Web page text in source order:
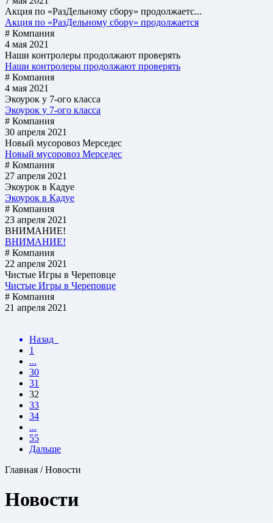
Акция по «РазДельному сбору» продолжаетс...
Акция по «РазДельному сбору» продолжается
# Компания
4 мая 2021
Наши контролеры продолжают проверять
Наши контролеры продолжают проверять
# Компания
4 мая 2021
Экоурок у 7-ого класса
Экоурок у 7-ого класса
# Компания
30 апреля 2021
Новый мусоровоз Мерседес
Новый мусоровоз Мерседес
# Компания
27 апреля 2021
Экоурок в Кадуе
Экоурок в Кадуе
# Компания
23 апреля 2021
ВНИМАНИЕ!
ВНИМАНИЕ!
# Компания
22 апреля 2021
Чистые Игры в Череповце
Чистые Игры в Череповце
# Компания
21 апреля 2021
Назад
1
...
30
31
32
33
34
...
55
Дальше
Главная / Новости
Новости